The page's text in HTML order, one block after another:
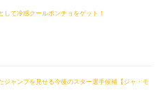
て冷感クールポンチョをゲット！
ジャンプを見せる今後のスター選手候補【ジャ・モ